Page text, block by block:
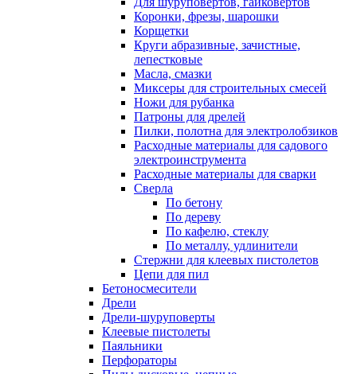
Коронки, фрезы, шарошки
Корщетки
Круги абразивные, зачистные,
лепестковые
Масла, смазки
Миксеры для строительных смесей
Ножи для рубанка
Патроны для дрелей
Пилки, полотна для электролобзиков
Расходные материалы для садового
электроинструмента
Расходные материалы для сварки
Сверла
По бетону
По дереву
По кафелю, стеклу
По металлу, удлинители
Стержни для клеевых пистолетов
Цепи для пил
Бетоносмесители
Дрели
Дрели-шуруповерты
Клеевые пистолеты
Паяльники
Перфораторы